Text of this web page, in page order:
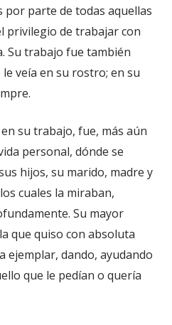
parte de todas aquellas
privilegio de trabajar con
Su trabajo fue también
veía en su rostro; en su
su trabajo, fue, más aún
personal, dónde se
hijos, su marido, madre y
cuales la miraban,
Su mayor
que quiso con absoluta
ejemplar, dando, ayudando
que le pedían o quería